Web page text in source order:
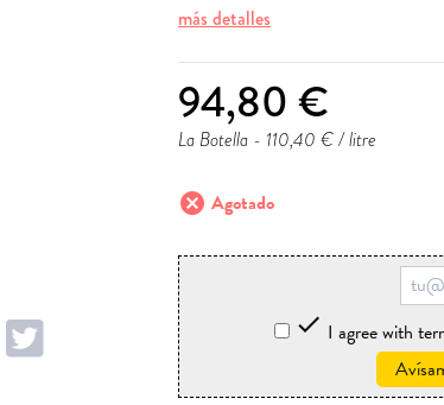
más detalles
94,80 €
La Botella - 110,40 € / litre
cancel Agotado
 I agree with